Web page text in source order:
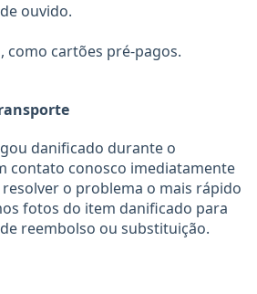
ouvido.
como cartões pré-pagos.
danificado durante o
contato conosco imediatamente
o problema o mais rápido
fotos do item danificado para
reembolso ou substituição.